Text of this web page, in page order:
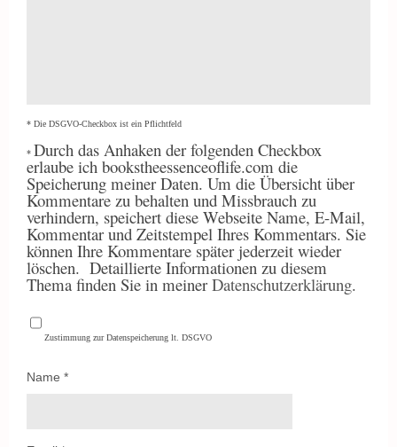
* Die DSGVO-Checkbox ist ein Pflichtfeld
* Durch das Anhaken der folgenden Checkbox
erlaube ich bookstheessenceoflife.com die
Speicherung meiner Daten. Um die Übersicht über
Kommentare zu behalten und Missbrauch zu
verhindern, speichert diese Webseite Name, E-Mail,
Kommentar und Zeitstempel Ihres Kommentars. Sie
können Ihre Kommentare später jederzeit wieder
löschen. Detaillierte Informationen zu diesem
Thema finden Sie in meiner Datenschutzerklärung.
Zustimmung zur Datenspeicherung lt. DSGVO
Name *